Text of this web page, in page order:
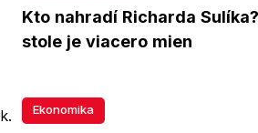
Kto nahradí Richarda
stole je viacero mien
Ekonomika